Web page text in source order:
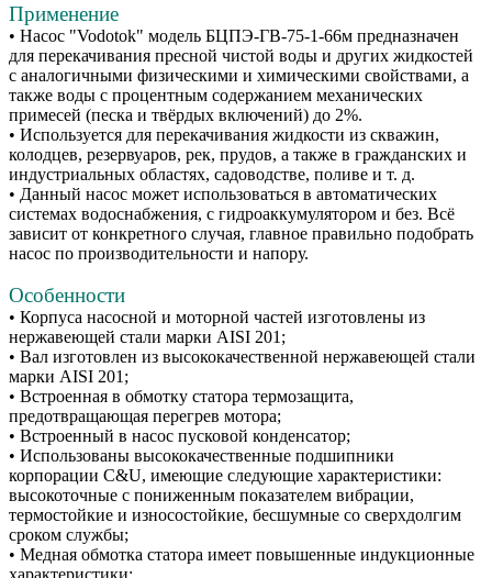
Применение
• Насос "Vodotok" модель БЦПЭ-ГВ-75-1-66м предназначен
для перекачивания пресной чистой воды и других жидкостей
с аналогичными физическими и химическими свойствами, а
также воды с процентным содержанием механических
примесей (песка и твёрдых включений) до 2%.
• Используется для перекачивания жидкости из скважин,
колодцев, резервуаров, рек, прудов, а также в гражданских и
индустриальных областях, садоводстве, поливе и т. д.
• Данный насос может использоваться в автоматических
системах водоснабжения, с гидроаккумулятором и без. Всё
зависит от конкретного случая, главное правильно подобрать
насос по производительности и напору.
Особенности
• Корпуса насосной и моторной частей изготовлены из
нержавеющей стали марки AISI 201;
• Вал изготовлен из высококачественной нержавеющей стали
марки AISI 201;
• Встроенная в обмотку статора термозащита,
предотвращающая перегрев мотора;
• Встроенный в насос пусковой конденсатор;
• Использованы высококачественные подшипники
корпорации C&U, имеющие следующие характеристики:
высокоточные с пониженным показателем вибрации,
термостойкие и износостойкие, бесшумные со сверхдолгим
сроком службы;
• Медная обмотка статора имеет повышенные индукционные
характеристики;